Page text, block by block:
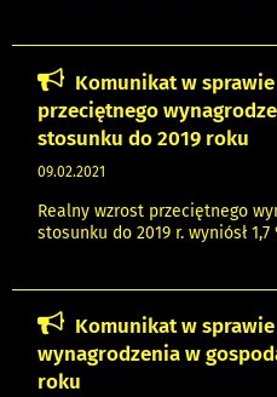
Komunikat w
przeciętnego
stosunku do 2019 roku
09.02.2021
Realny wzrost przeciętnego
stosunku do 2019 r. wyniósł 1,7
Komunikat w
wynagrodzenia w
roku